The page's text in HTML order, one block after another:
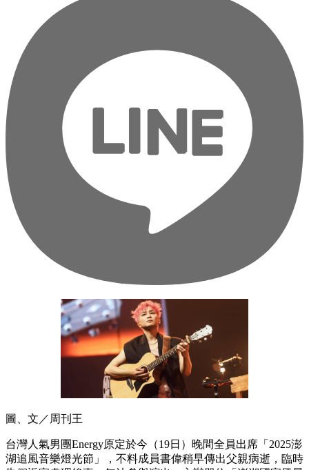
圖、文／周刊王
台灣人氣男團Energy原定於今（19日）晚間全員出席「2025澎
湖追風音樂燈光節」，不料成員書偉稍早傳出父親病逝，臨時